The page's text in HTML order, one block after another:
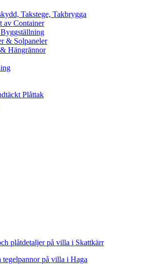
Takstege, Takbrygga
av Container
& Solpaneler
Hängrännor
Plåttak
plåtdetaljer på villa i Skattkärr
på villa i Haga